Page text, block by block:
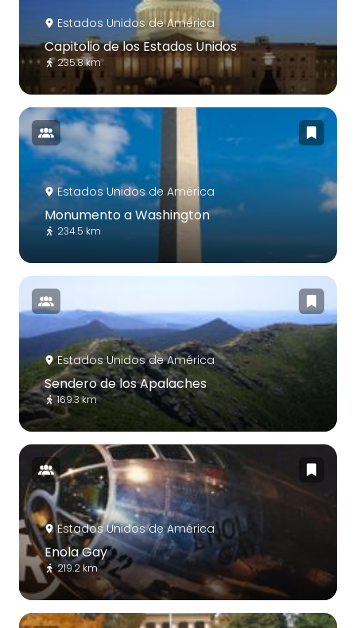
Estados Unidos de América
Capitolio de los Estados Unidos
235.8 km
Estados Unidos de América
Monumento a Washington
234.5 km
Estados Unidos de América
Sendero de los Apalaches
169.3 km
Estados Unidos de América
Enola Gay
219.2 km